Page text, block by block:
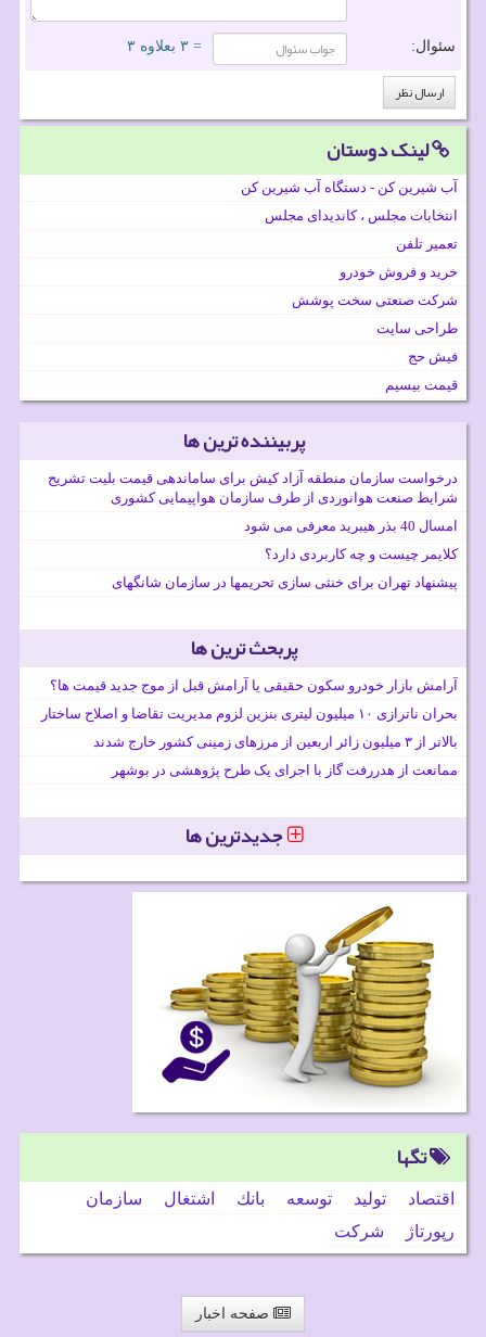
سئوال: = ۳ بعلاوه ۳
لینک دوستان
آب شیرین کن - دستگاه آب شیرین کن
انتخابات مجلس ، کاندیدای مجلس
تعمیر تلفن
خرید و فروش خودرو
شرکت صنعتی سخت پوشش
طراحی سایت
فیش حج
قیمت بیسیم
پربیننده ترین ها
درخواست سازمان منطقه آزاد کیش برای ساماندهی قیمت بلیت تشریح
شرایط صنعت هوانوردی از طرف سازمان هواپیمایی کشوری
امسال 40 بذر هیبرید معرفی می شود
کلایمر چیست و چه کاربردی دارد؟
پیشنهاد تهران برای خنثی سازی تحریمها در سازمان شانگهای
پربحث ترین ها
آرامش بازار خودرو سکون حقیقی یا آرامش قبل از موج جدید قیمت ها؟
بحران ناترازی ۱۰ میلیون لیتری بنزین لزوم مدیریت تقاضا و اصلاح ساختار
بالاتر از ۳ میلیون زائر اربعین از مرزهای زمینی کشور خارج شدند
ممانعت از هدررفت گاز با اجرای یک طرح پژوهشی در بوشهر
جدیدترین ها
تگها
اقتصاد تولید توسعه بانك اشتغال
سازمان
رپورتاژ
شركت
صفحه اخبار